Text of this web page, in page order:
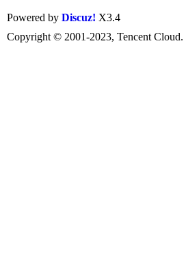
Powered by Discuz! X3.4
Copyright © 2001-2023, Tencent Cloud.